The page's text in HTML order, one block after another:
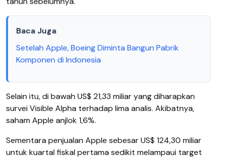
Baca Juga
Setelah Apple, Boeing Diminta Bangun Pabrik
Komponen di Indonesia
Selain itu, di bawah US$ 21,33 miliar yang diharapkan
survei Visible Alpha terhadap lima analis. Akibatnya,
saham Apple anjlok 1,6%.
Sementara penjualan Apple sebesar US$ 124,30 miliar
untuk kuartal fiskal pertama sedikit melampaui target